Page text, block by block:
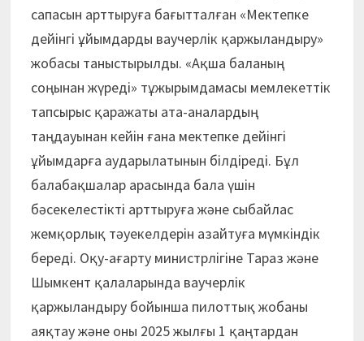
сапасын арттыруға бағытталған «Мектепке
дейінгі ұйымдарды ваучерлік қаржыландыру»
жобасы таныстырылды. «Ақша баланың
соңынан жүреді» тұжырымдамасы мемлекеттік
тапсырыс қаражаты ата-аналардың
таңдауынан кейін ғана мектепке дейінгі
ұйымдарға аударылатынын білдіреді. Бұл
балабақшалар арасында бала үшін
бәсекелестікті арттыруға және сыбайлас
жемқорлық тәуекелдерін азайтуға мүмкіндік
береді. Оқу-ағарту минис­трлігіне Тараз және
Шымкент қалаларында ваучерлік
қаржыландыру бойынша пилоттық жобаны
аяқтау және оны 2025 жылғы 1 қаңтардан